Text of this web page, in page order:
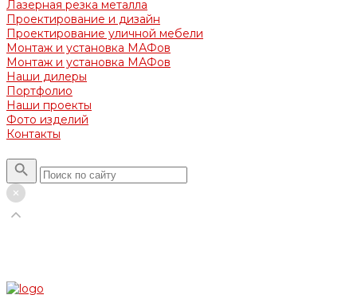
Лазерная резка металла
Проектирование и дизайн
Проектирование уличной мебели
Монтаж и установка МАФов
Монтаж и установка МАФов
Наши дилеры
Портфолио
Наши проекты
Фото изделий
Контакты